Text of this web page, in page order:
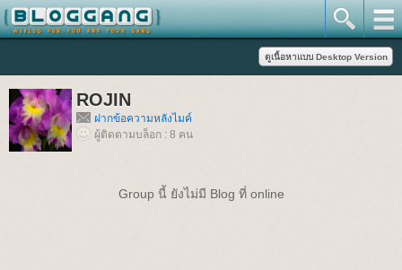
ROJIN
ฝากข้อความหลังไมค์
ผู้ติดตามบล็อก : 8 คน
Group นี้ ยังไม่มี Blog ที่ online